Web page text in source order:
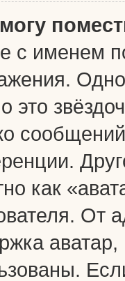
с именем
это
как
От
аватар,